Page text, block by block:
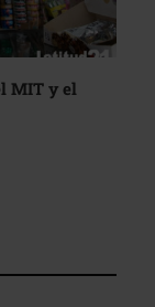
MIT y el